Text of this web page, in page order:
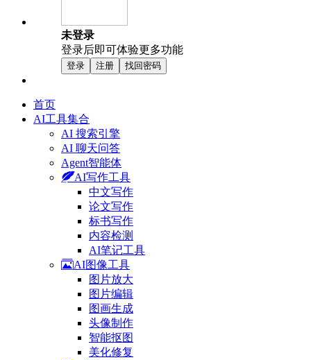
未登录
登录后即可体验更多功能
登录 注册 找回密码
首页
AI工具集合
AI 搜索引擎
AI 聊天问答
Agent智能体
AI写作工具
中文写作
论文写作
标书写作
内容检测
AI笔记工具
AI图像工具
图片放大
图片编辑
图画生成
头像制作
智能抠图
美化修复